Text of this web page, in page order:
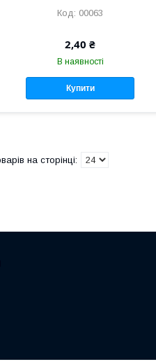
00063
2,40 ₴
В наявності
Купити